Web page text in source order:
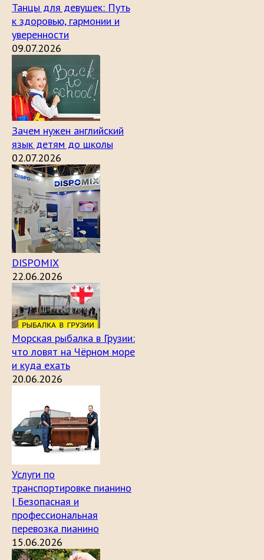
Танцы для девушек: Путь
к здоровью, гармонии и
уверенности
09.07.2026
Зачем нужен английский
язык детям до школы
02.07.2026
DISPOMIX
22.06.2026
Морская рыбалка в Грузии:
что ловят на Чёрном море
и куда ехать
20.06.2026
Услуги по
транспортировке пианино
| Безопасная и
профессиональная
перевозка пианино
15.06.2026